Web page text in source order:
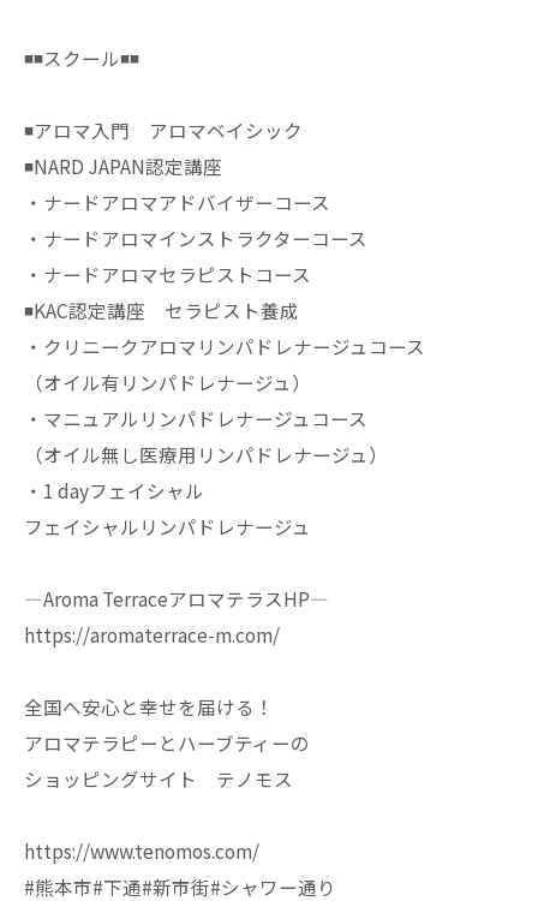
◾️◾️スクール◾️◾️
◾️アロマ入門 アロマベイシック
◾️NARD JAPAN認定講座
・ナードアロマアドバイザーコース
・ナードアロマインストラクターコース
・ナードアロマセラピストコース
◾️KAC認定講座 セラピスト養成
・クリニークアロマリンパドレナージュコース
（オイル有リンパドレナージュ）
・マニュアルリンパドレナージュコース
（オイル無し医療用リンパドレナージュ）
・1 dayフェイシャル
フェイシャルリンパドレナージュ
—Aroma TerraceアロマテラスHP—
https://aromaterrace-m.com/
全国へ安心と幸せを届ける！
アロマテラピーとハーブティーの
ショッピングサイト テノモス
https://www.tenomos.com/
#熊本市#下通#新市街#シャワー通り